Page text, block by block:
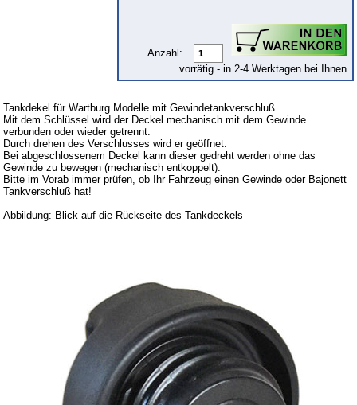
Kugelgelenke, Zubehör
Skoda
Anhänger
Sonderanfertigungen
Glühlampen
KFZ-Leitungen & Zubehör
Werkstattbedarf
Sonderposten
Service
AGB
Anzahl:
vorrätig - in 2-4 Werktagen bei Ihnen
Tankdekel für Wartburg Modelle mit Gewindetankverschluß.
Mit dem Schlüssel wird der Deckel mechanisch mit dem Gewinde
verbunden oder wieder getrennt.
Durch drehen des Verschlusses wird er geöffnet.
Bei abgeschlossenem Deckel kann dieser gedreht werden ohne das
Gewinde zu bewegen (mechanisch entkoppelt).
Bitte im Vorab immer prüfen, ob Ihr Fahrzeug einen Gewinde oder Bajonett
Tankverschluß hat!
Abbildung: Blick auf die Rückseite des Tankdeckels